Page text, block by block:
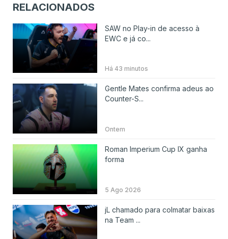
RELACIONADOS
SAW no Play-in de acesso à
EWC e já co...
Há 43 minutos
Gentle Mates confirma adeus ao
Counter-S...
Ontem
Roman Imperium Cup IX ganha
forma
5 Ago 2026
jL chamado para colmatar baixas
na Team ...